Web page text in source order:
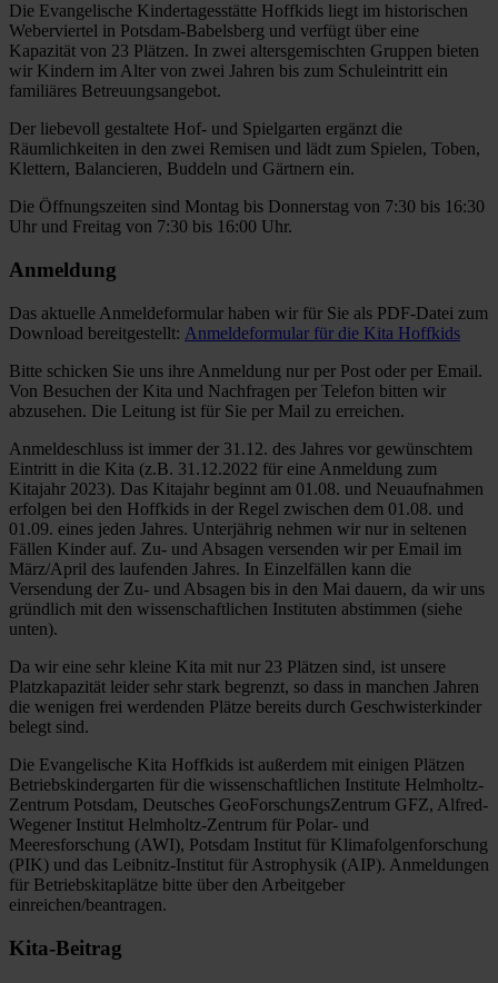
Die Evangelische Kindertagesstätte Hoffkids liegt im historischen
Weberviertel in Potsdam-Babelsberg und verfügt über eine
Kapazität von 23 Plätzen. In zwei altersgemischten Gruppen bieten
wir Kindern im Alter von zwei Jahren bis zum Schuleintritt ein
familiäres Betreuungsangebot.
Der liebevoll gestaltete Hof- und Spielgarten ergänzt die
Räumlichkeiten in den zwei Remisen und lädt zum Spielen, Toben,
Klettern, Balancieren, Buddeln und Gärtnern ein.
Die Öffnungszeiten sind Montag bis Donnerstag von 7:30 bis 16:30
Uhr und Freitag von 7:30 bis 16:00 Uhr.
Anmeldung
Das aktuelle Anmeldeformular haben wir für Sie als PDF-Datei zum
Download bereitgestellt: Anmeldeformular für die Kita Hoffkids
Bitte schicken Sie uns ihre Anmeldung nur per Post oder per Email.
Von Besuchen der Kita und Nachfragen per Telefon bitten wir
abzusehen. Die Leitung ist für Sie per Mail zu erreichen.
Anmeldeschluss ist immer der 31.12. des Jahres vor gewünschtem
Eintritt in die Kita (z.B. 31.12.2022 für eine Anmeldung zum
Kitajahr 2023). Das Kitajahr beginnt am 01.08. und Neuaufnahmen
erfolgen bei den Hoffkids in der Regel zwischen dem 01.08. und
01.09. eines jeden Jahres. Unterjährig nehmen wir nur in seltenen
Fällen Kinder auf. Zu- und Absagen versenden wir per Email im
März/April des laufenden Jahres. In Einzelfällen kann die
Versendung der Zu- und Absagen bis in den Mai dauern, da wir uns
gründlich mit den wissenschaftlichen Instituten abstimmen (siehe
unten).
Da wir eine sehr kleine Kita mit nur 23 Plätzen sind, ist unsere
Platzkapazität leider sehr stark begrenzt, so dass in manchen Jahren
die wenigen frei werdenden Plätze bereits durch Geschwisterkinder
belegt sind.
Die Evangelische Kita Hoffkids ist außerdem mit einigen Plätzen
Betriebskindergarten für die wissenschaftlichen Institute Helmholtz-
Zentrum Potsdam, Deutsches GeoForschungsZentrum GFZ, Alfred-
Wegener Institut Helmholtz-Zentrum für Polar- und
Meeresforschung (AWI), Potsdam Institut für Klimafolgenforschung
(PIK) und das Leibnitz-Institut für Astrophysik (AIP). Anmeldungen
für Betriebskitaplätze bitte über den Arbeitgeber
einreichen/beantragen.
Kita-Beitrag